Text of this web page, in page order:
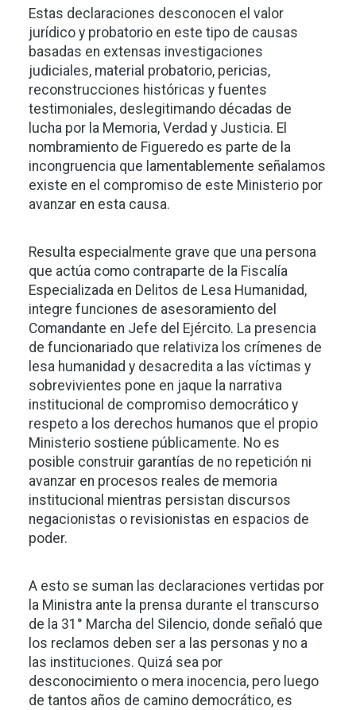
Estas declaraciones desconocen el valor
jurídico y probatorio en este tipo de causas
basadas en extensas investigaciones
judiciales, material probatorio, pericias,
reconstrucciones históricas y fuentes
testimoniales, deslegitimando décadas de
lucha por la Memoria, Verdad y Justicia. El
nombramiento de Figueredo es parte de la
incongruencia que lamentablemente señalamos
existe en el compromiso de este Ministerio por
avanzar en esta causa.
Resulta especialmente grave que una persona
que actúa como contraparte de la Fiscalía
Especializada en Delitos de Lesa Humanidad,
integre funciones de asesoramiento del
Comandante en Jefe del Ejército. La presencia
de funcionariado que relativiza los crímenes de
lesa humanidad y desacredita a las víctimas y
sobrevivientes pone en jaque la narrativa
institucional de compromiso democrático y
respeto a los derechos humanos que el propio
Ministerio sostiene públicamente. No es
posible construir garantías de no repetición ni
avanzar en procesos reales de memoria
institucional mientras persistan discursos
negacionistas o revisionistas en espacios de
poder.
A esto se suman las declaraciones vertidas por
la Ministra ante la prensa durante el transcurso
de la 31° Marcha del Silencio, donde señaló que
los reclamos deben ser a las personas y no a
las instituciones. Quizá sea por
desconocimiento o mera inocencia, pero luego
de tantos años de camino democrático, es